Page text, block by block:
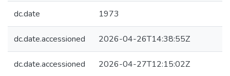
dc.date 1973
dc.date.accessioned 2026-04-26T14:38:55Z
dc.date.accessioned 2026-04-27T12:15:02Z